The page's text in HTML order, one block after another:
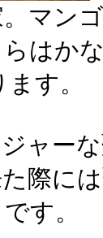
マン
はか
す。
ャー
際に
す。